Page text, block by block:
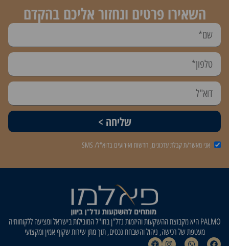
השאירו פרטים ונחזור אליכם בהקדם
אני מאשר/ת קבלת עדכונים, חדשות ואירועים בדוא"ל/ SMS
שליחה >
PALMO היא מקבוצת ההשקעות והיזמות נדל"ן בחו"ל המובילות בישראל ומציעה ללקוחותיה
מעטפת של רכישה, ניהול והשבחת נכסים, תוך מתן שירות שקוף אמין ומקצועי